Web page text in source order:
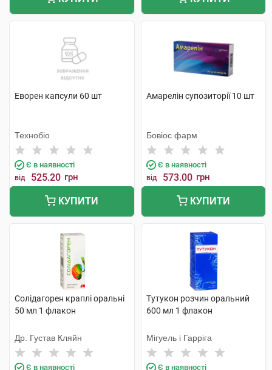
Еворен капсули 60 шт
Технобіо
Є в наявності
від 525.20 грн
КУПИТИ
Амарелін супозиторії 10 шт
Бовіос фарм
Є в наявності
від 573.00 грн
КУПИТИ
Солідагорен краплі оральні
50 мл 1 флакон
Др. Густав Кляйн
Є в наявності
Тутукон розчин оральний
600 мл 1 флакон
Мігуель і Гарріга
Є в наявності